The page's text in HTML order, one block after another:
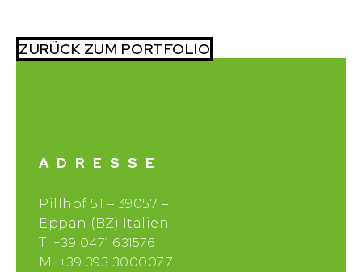
ZURÜCK ZUM PORTFOLIO
ADRESSE
Pillhof 51 – 39057 –
Eppan (BZ) Italien
T. +39 0471 631576
M. +39 393 3000077